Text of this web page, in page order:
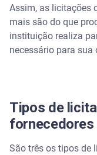
Assim, as licitações
mais são do que
instituição realiza
necessário para sua
Tipos de
fornecedores
São três os tipos de